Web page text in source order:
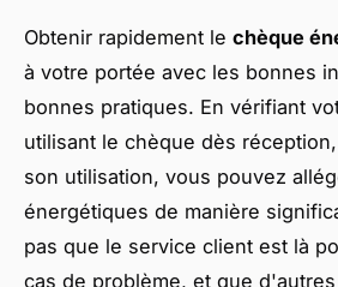
Obtenir rapidement le chèque
à votre portée avec les bonnes
bonnes pratiques. En vérifiant
utilisant le chèque dès
son utilisation, vous pouvez
énergétiques de manière
pas que le service client est là
cas de problème, et que